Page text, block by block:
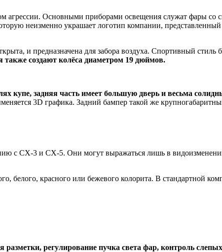
агрессии. Основными приборами освещения служат фары со
неизменно украшает логотип компании,
и предназначена для забора воздуха. Спортивный стиль
также создают колёса диаметром 19 дюймов.
купе, задняя часть имеет большую дверь и весьма
3D графика. Задний бампер такой же
с CX-3 и CX-5. Они могут выражаться лишь в
белого, красного или бежевого колорита. В стандартной
регулирование пучка света фар, контроль слепых